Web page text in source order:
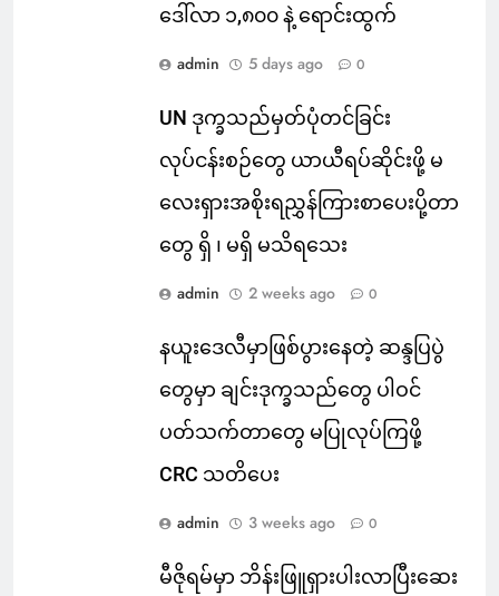
ဒေါ်လာ ၁,၈၀၀ နဲ့ ရောင်းထွက်
admin 5 days ago 0
UN ဒုက္ခသည်မှတ်ပုံတင်ခြင်း
လုပ်ငန်းစဉ်တွေ ယာယီရပ်ဆိုင်းဖို့ မ
လေးရှားအစိုးရညွှန်ကြားစာပေးပို့တာ
တွေ ရှိ ၊ မရှိ မသိရသေး
admin 2 weeks ago 0
နယူးဒေလီမှာဖြစ်ပွားနေတဲ့ ဆန္ဒပြပွဲ
တွေမှာ ချင်းဒုက္ခသည်တွေ ပါဝင်
ပတ်သက်တာတွေ မပြုလုပ်ကြဖို့
CRC သတိပေး
admin 3 weeks ago 0
မီဇိုရမ်မှာ ဘိန်းဖြူရှားပါးလာပြီးဆေး